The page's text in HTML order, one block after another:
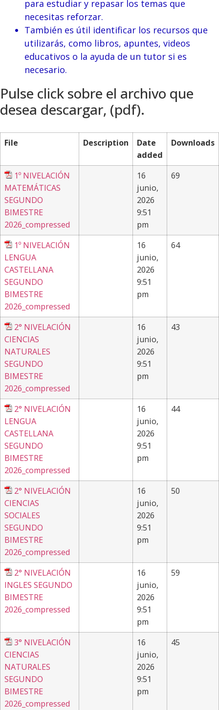
para estudiar y repasar los temas que
necesitas reforzar.
También es útil identificar los recursos que
utilizarás, como libros, apuntes, videos
educativos o la ayuda de un tutor si es
necesario.
Pulse click sobre el archivo que
desea descargar, (pdf).
File Description
Date
added
Downloads
1º NIVELACIÓN
MATEMÁTICAS
SEGUNDO
BIMESTRE
2026_compressed
16
junio,
2026
9:51
pm
69
1º NIVELACIÓN
LENGUA
CASTELLANA
SEGUNDO
BIMESTRE
2026_compressed
16
junio,
2026
9:51
pm
64
2° NIVELACIÓN
CIENCIAS
NATURALES
SEGUNDO
BIMESTRE
2026_compressed
16
junio,
2026
9:51
pm
43
2° NIVELACIÓN
LENGUA
CASTELLANA
SEGUNDO
BIMESTRE
2026_compressed
16
junio,
2026
9:51
pm
44
2° NIVELACIÓN
CIENCIAS
SOCIALES
SEGUNDO
BIMESTRE
2026_compressed
16
junio,
2026
9:51
pm
50
2° NIVELACIÓN
INGLES SEGUNDO
BIMESTRE
2026_compressed
16
junio,
2026
9:51
pm
59
3° NIVELACIÓN
CIENCIAS
NATURALES
SEGUNDO
BIMESTRE
2026_compressed
16
junio,
2026
9:51
pm
45